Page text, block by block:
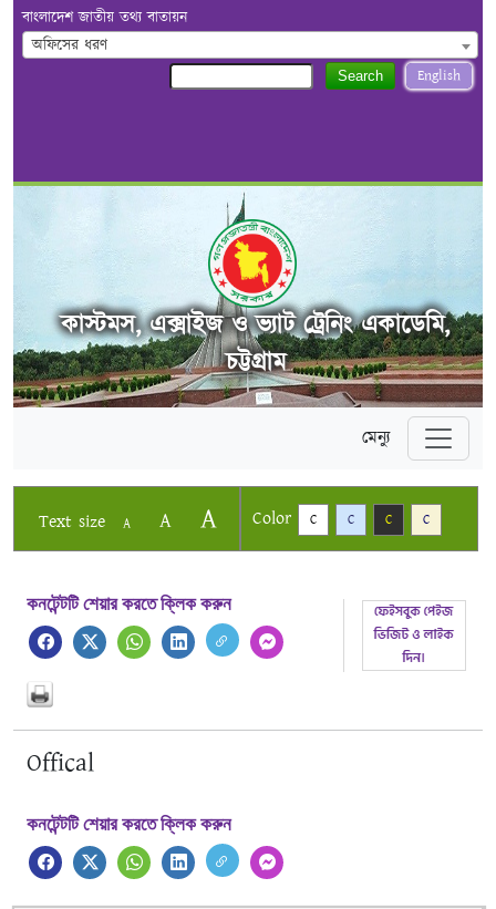
বাংলাদেশ জাতীয় তথ্য বাতায়ন
অফিসের ধরণ
English
Search
কাস্টমস, এক্সাইজ ও ভ্যাট ট্রেনিং একাডেমি,
চট্টগ্রাম
মেন্যু
Text size A A A Color C C C C
কনটেন্টটি শেয়ার করতে ক্লিক করুন
Offical
কনটেন্টটি শেয়ার করতে ক্লিক করুন